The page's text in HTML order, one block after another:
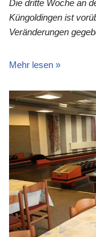
Die dritte Woche an
Küngoldingen ist
Veränderungen
Mehr lesen »